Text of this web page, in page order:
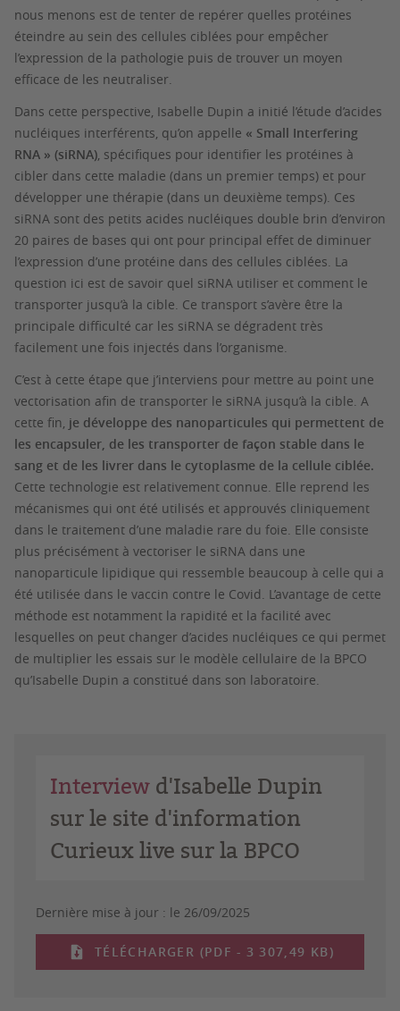
nous menons est de tenter de repérer quelles protéines
éteindre au sein des cellules ciblées pour empêcher
l’expression de la pathologie puis de trouver un moyen
efficace de les neutraliser.
Dans cette perspective, Isabelle Dupin a initié l’étude d’acides
nucléiques interférents, qu’on appelle « Small Interfering
RNA » (siRNA), spécifiques pour identifier les protéines à
cibler dans cette maladie (dans un premier temps) et pour
développer une thérapie (dans un deuxième temps). Ces
siRNA sont des petits acides nucléiques double brin d’environ
20 paires de bases qui ont pour principal effet de diminuer
l’expression d’une protéine dans des cellules ciblées. La
question ici est de savoir quel siRNA utiliser et comment le
transporter jusqu’à la cible. Ce transport s’avère être la
principale difficulté car les siRNA se dégradent très
facilement une fois injectés dans l’organisme.
C’est à cette étape que j’interviens pour mettre au point une
vectorisation afin de transporter le siRNA jusqu’à la cible. A
cette fin, je développe des nanoparticules qui permettent de
les encapsuler, de les transporter de façon stable dans le
sang et de les livrer dans le cytoplasme de la cellule ciblée.
Cette technologie est relativement connue. Elle reprend les
mécanismes qui ont été utilisés et approuvés cliniquement
dans le traitement d’une maladie rare du foie. Elle consiste
plus précisément à vectoriser le siRNA dans une
nanoparticule lipidique qui ressemble beaucoup à celle qui a
été utilisée dans le vaccin contre le Covid. L’avantage de cette
méthode est notamment la rapidité et la facilité avec
lesquelles on peut changer d’acides nucléiques ce qui permet
de multiplier les essais sur le modèle cellulaire de la BPCO
qu’Isabelle Dupin a constitué dans son laboratoire.
Interview d'Isabelle Dupin
sur le site d'information
Curieux live sur la BPCO
Dernière mise à jour : le 26/09/2025
TÉLÉCHARGER (PDF - 3 307,49 KB)